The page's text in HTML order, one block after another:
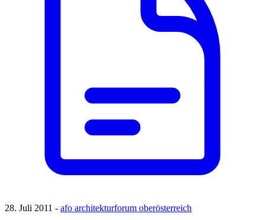
28. Juli 2011 - afo architekturforum oberösterreich